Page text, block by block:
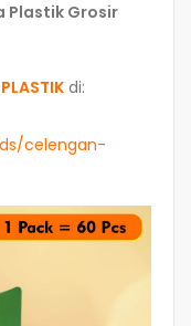
Plastik Grosir
di:
celengan-